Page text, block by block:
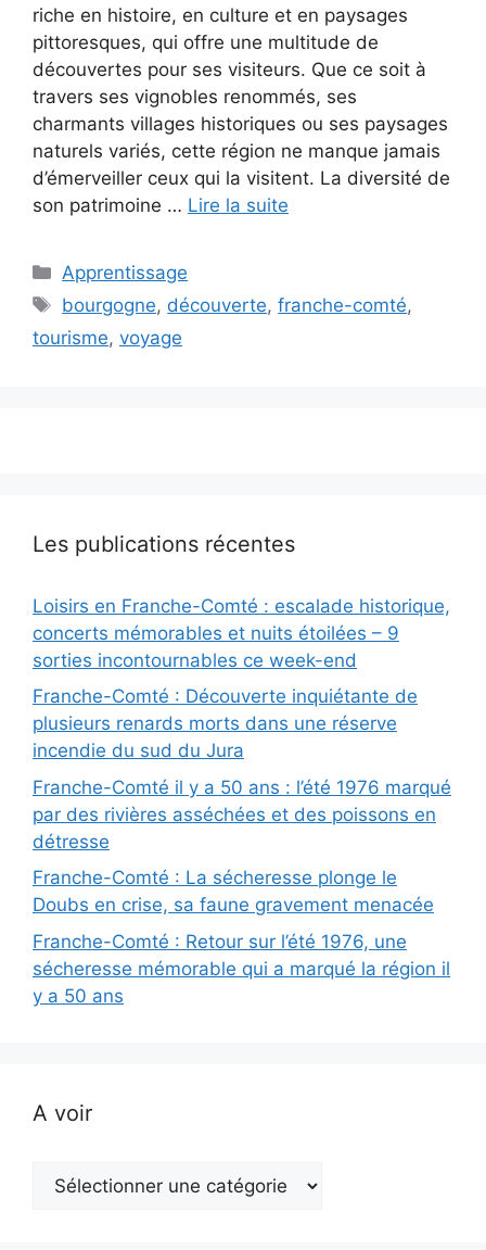
riche en histoire, en culture et en paysages
pittoresques, qui offre une multitude de
découvertes pour ses visiteurs. Que ce soit à
travers ses vignobles renommés, ses
charmants villages historiques ou ses paysages
naturels variés, cette région ne manque jamais
d’émerveiller ceux qui la visitent. La diversité de
son patrimoine … Lire la suite
Catégories
Apprentissage
Étiquettes
bourgogne, découverte,franche-comté,
tourisme, voyage
Les publications récentes
Loisirs en Franche-Comté : escalade historique,
concerts mémorables et nuits étoilées – 9
sorties incontournables ce week-end
Franche-Comté : Découverte inquiétante de
plusieurs renards morts dans une réserve
incendie du sud du Jura
Franche-Comté il y a 50 ans : l’été 1976 marqué
par des rivières asséchées et des poissons en
détresse
Franche-Comté : La sécheresse plonge le
Doubs en crise, sa faune gravement menacée
Franche-Comté : Retour sur l’été 1976, une
sécheresse mémorable qui a marqué la région il
y a 50 ans
A voir
voir